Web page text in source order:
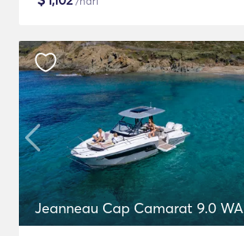
Jeanneau Cap Camarat 9.0 WA